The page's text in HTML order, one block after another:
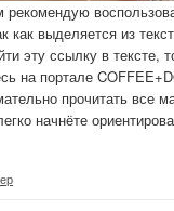
как выделяется из
эту ссылку в тексте,
на портале
прочитать все
начнёте